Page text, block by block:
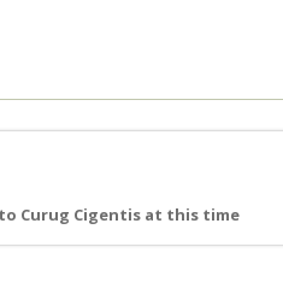
Curug Cigentis at this time